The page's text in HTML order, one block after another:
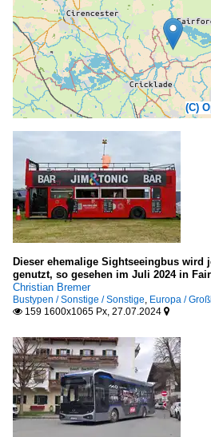
(C)
Dieser ehemalige Sightseeingbus wird
genutzt, so gesehen im Juli 2024 in
Christian Bremer
Bustypen / Sonstige / Sonstige, Europa /
 159 1600x1065 Px, 27.07.2024 